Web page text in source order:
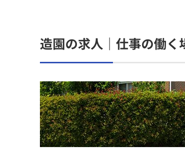
造園の求人｜仕事の働く